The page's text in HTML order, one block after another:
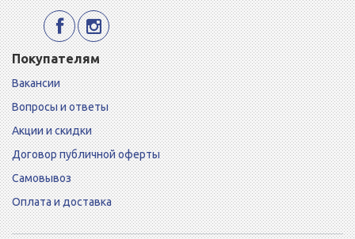
Покупателям
Вакансии
Вопросы и ответы
Акции и скидки
Договор публичной оферты
Самовывоз
Оплата и доставка